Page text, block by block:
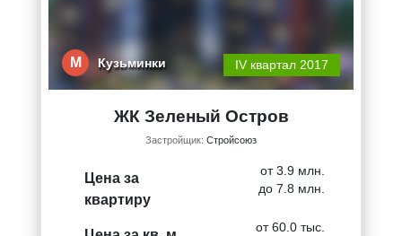
М Кузьминки IV квартал 2017
ЖК Зеленый Остров
Застройщик: Стройсоюз
Цена за
квартиру
от 3.9 млн.
до 7.8 млн.
от 60.0 тыс.